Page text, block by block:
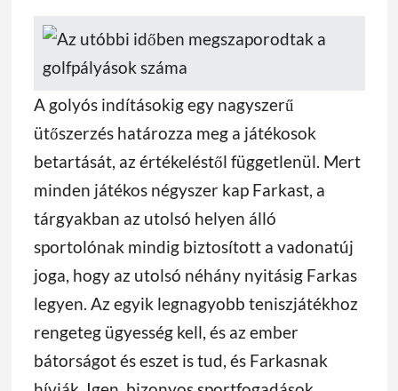
A golyós indításokig egy nagyszerű
ütőszerzés határozza meg a játékosok
betartását, az értékeléstől függetlenül. Mert
minden játékos négyszer kap Farkast, a
tárgyakban az utolsó helyen álló
sportolónak mindig biztosított a vadonatúj
joga, hogy az utolsó néhány nyitásig Farkas
legyen. Az egyik legnagyobb teniszjátékhoz
rengeteg ügyesség kell, és az ember
bátorságot és eszet is tud, és Farkasnak